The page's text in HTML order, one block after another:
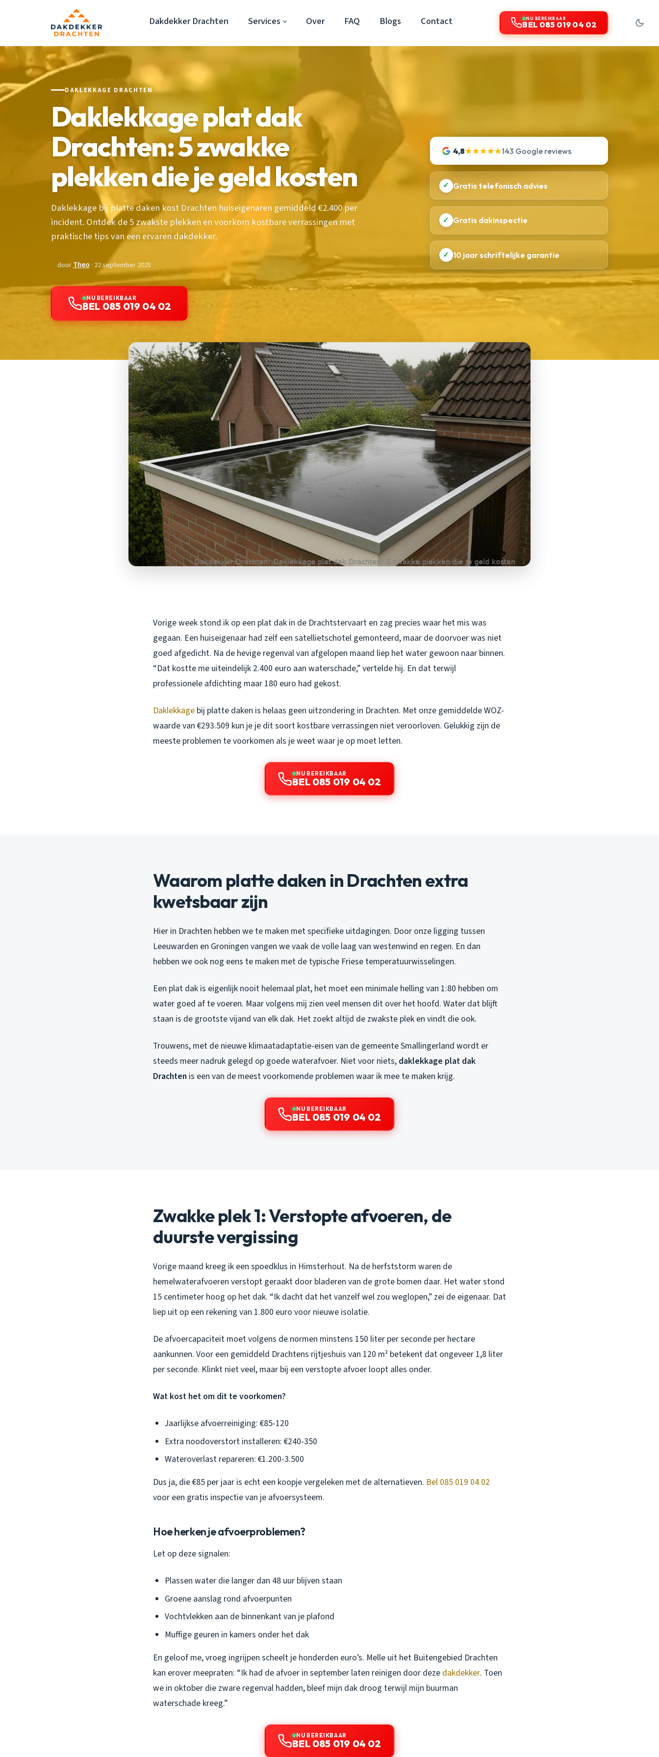
Dakdekker Drachten Services Over FAQ Blogs Contact NU BEREIKBAAR
BEL 085 019 04 02
DAKLEKKAGE DRACHTEN
Daklekkage plat dak
Drachten: 5 zwakke
plekken die je geld kosten
Daklekkage bij platte daken kost Drachten huiseigenaren gemiddeld €2.400 per
incident. Ontdek de 5 zwakste plekken en voorkom kostbare verrassingen met
praktische tips van een ervaren dakdekker.
doorTheo · 22 september 2025
NU BEREIKBAAR
BEL 085 019 04 02
4,8★★★★★143 Google reviews
✓ Gratis telefonisch advies
✓ Gratis dakinspectie
✓ 10 jaar schriftelijke garantie
Vorige week stond ik op een plat dak in de Drachtstervaart en zag precies waar het mis was
gegaan. Een huiseigenaar had zelf een satellietschotel gemonteerd, maar de doorvoer was niet
goed afgedicht. Na de hevige regenval van afgelopen maand liep het water gewoon naar binnen.
“Dat kostte me uiteindelijk 2.400 euro aan waterschade,” vertelde hij. En dat terwijl
professionele afdichting maar 180 euro had gekost.
Daklekkage bij platte daken is helaas geen uitzondering in Drachten. Met onze gemiddelde WOZ-
waarde van €293.509 kun je je dit soort kostbare verrassingen niet veroorloven. Gelukkig zijn de
meeste problemen te voorkomen als je weet waar je op moet letten.
NU BEREIKBAAR
BEL 085 019 04 02
Waarom platte daken in Drachten extra
kwetsbaar zijn
Hier in Drachten hebben we te maken met specifieke uitdagingen. Door onze ligging tussen
Leeuwarden en Groningen vangen we vaak de volle laag van westenwind en regen. En dan
hebben we ook nog eens te maken met de typische Friese temperatuurwisselingen.
Een plat dak is eigenlijk nooit helemaal plat, het moet een minimale helling van 1:80 hebben om
water goed af te voeren. Maar volgens mij zien veel mensen dit over het hoofd. Water dat blijft
staan is de grootste vijand van elk dak. Het zoekt altijd de zwakste plek en vindt die ook.
Trouwens, met de nieuwe klimaatadaptatie-eisen van de gemeente Smallingerland wordt er
steeds meer nadruk gelegd op goede waterafvoer. Niet voor niets, daklekkage plat dak
Drachten is een van de meest voorkomende problemen waar ik mee te maken krijg.
NU BEREIKBAAR
BEL 085 019 04 02
Zwakke plek 1: Verstopte afvoeren, de
duurste vergissing
Vorige maand kreeg ik een spoedklus in Himsterhout. Na de herfststorm waren de
hemelwaterafvoeren verstopt geraakt door bladeren van de grote bomen daar. Het water stond
15 centimeter hoog op het dak. “Ik dacht dat het vanzelf wel zou weglopen,” zei de eigenaar. Dat
liep uit op een rekening van 1.800 euro voor nieuwe isolatie.
De afvoercapaciteit moet volgens de normen minstens 150 liter per seconde per hectare
aankunnen. Voor een gemiddeld Drachtens rijtjeshuis van 120 m² betekent dat ongeveer 1,8 liter
per seconde. Klinkt niet veel, maar bij een verstopte afvoer loopt alles onder.
Wat kost het om dit te voorkomen?
Jaarlijkse afvoerreiniging: €85-120
Extra noodoverstort installeren: €240-350
Wateroverlast repareren: €1.200-3.500
Dus ja, die €85 per jaar is echt een koopje vergeleken met de alternatieven. Bel 085 019 04 02
voor een gratis inspectie van je afvoersysteem.
Hoe herken je afvoerproblemen?
Let op deze signalen:
Plassen water die langer dan 48 uur blijven staan
Groene aanslag rond afvoerpunten
Vochtvlekken aan de binnenkant van je plafond
Muffige geuren in kamers onder het dak
En geloof me, vroeg ingrijpen scheelt je honderden euro’s. Melle uit het Buitengebied Drachten
kan erover meepraten: “Ik had de afvoer in september laten reinigen door deze dakdekker. Toen
we in oktober die zware regenval hadden, bleef mijn dak droog terwijl mijn buurman
waterschade kreeg.”
NU BEREIKBAAR
BEL 085 019 04 02